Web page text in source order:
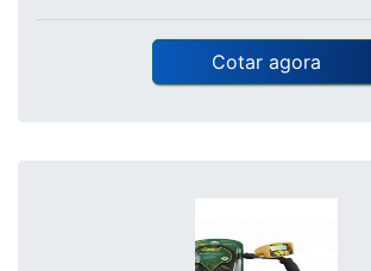
Cotar agora